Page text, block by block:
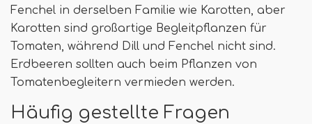
Fenchel in derselben Familie wie Karotten, aber
Karotten sind großartige Begleitpflanzen für
Tomaten, während Dill und Fenchel nicht sind.
Erdbeeren sollten auch beim Pflanzen von
Tomatenbegleitern vermieden werden.
Häufig gestellte Fragen